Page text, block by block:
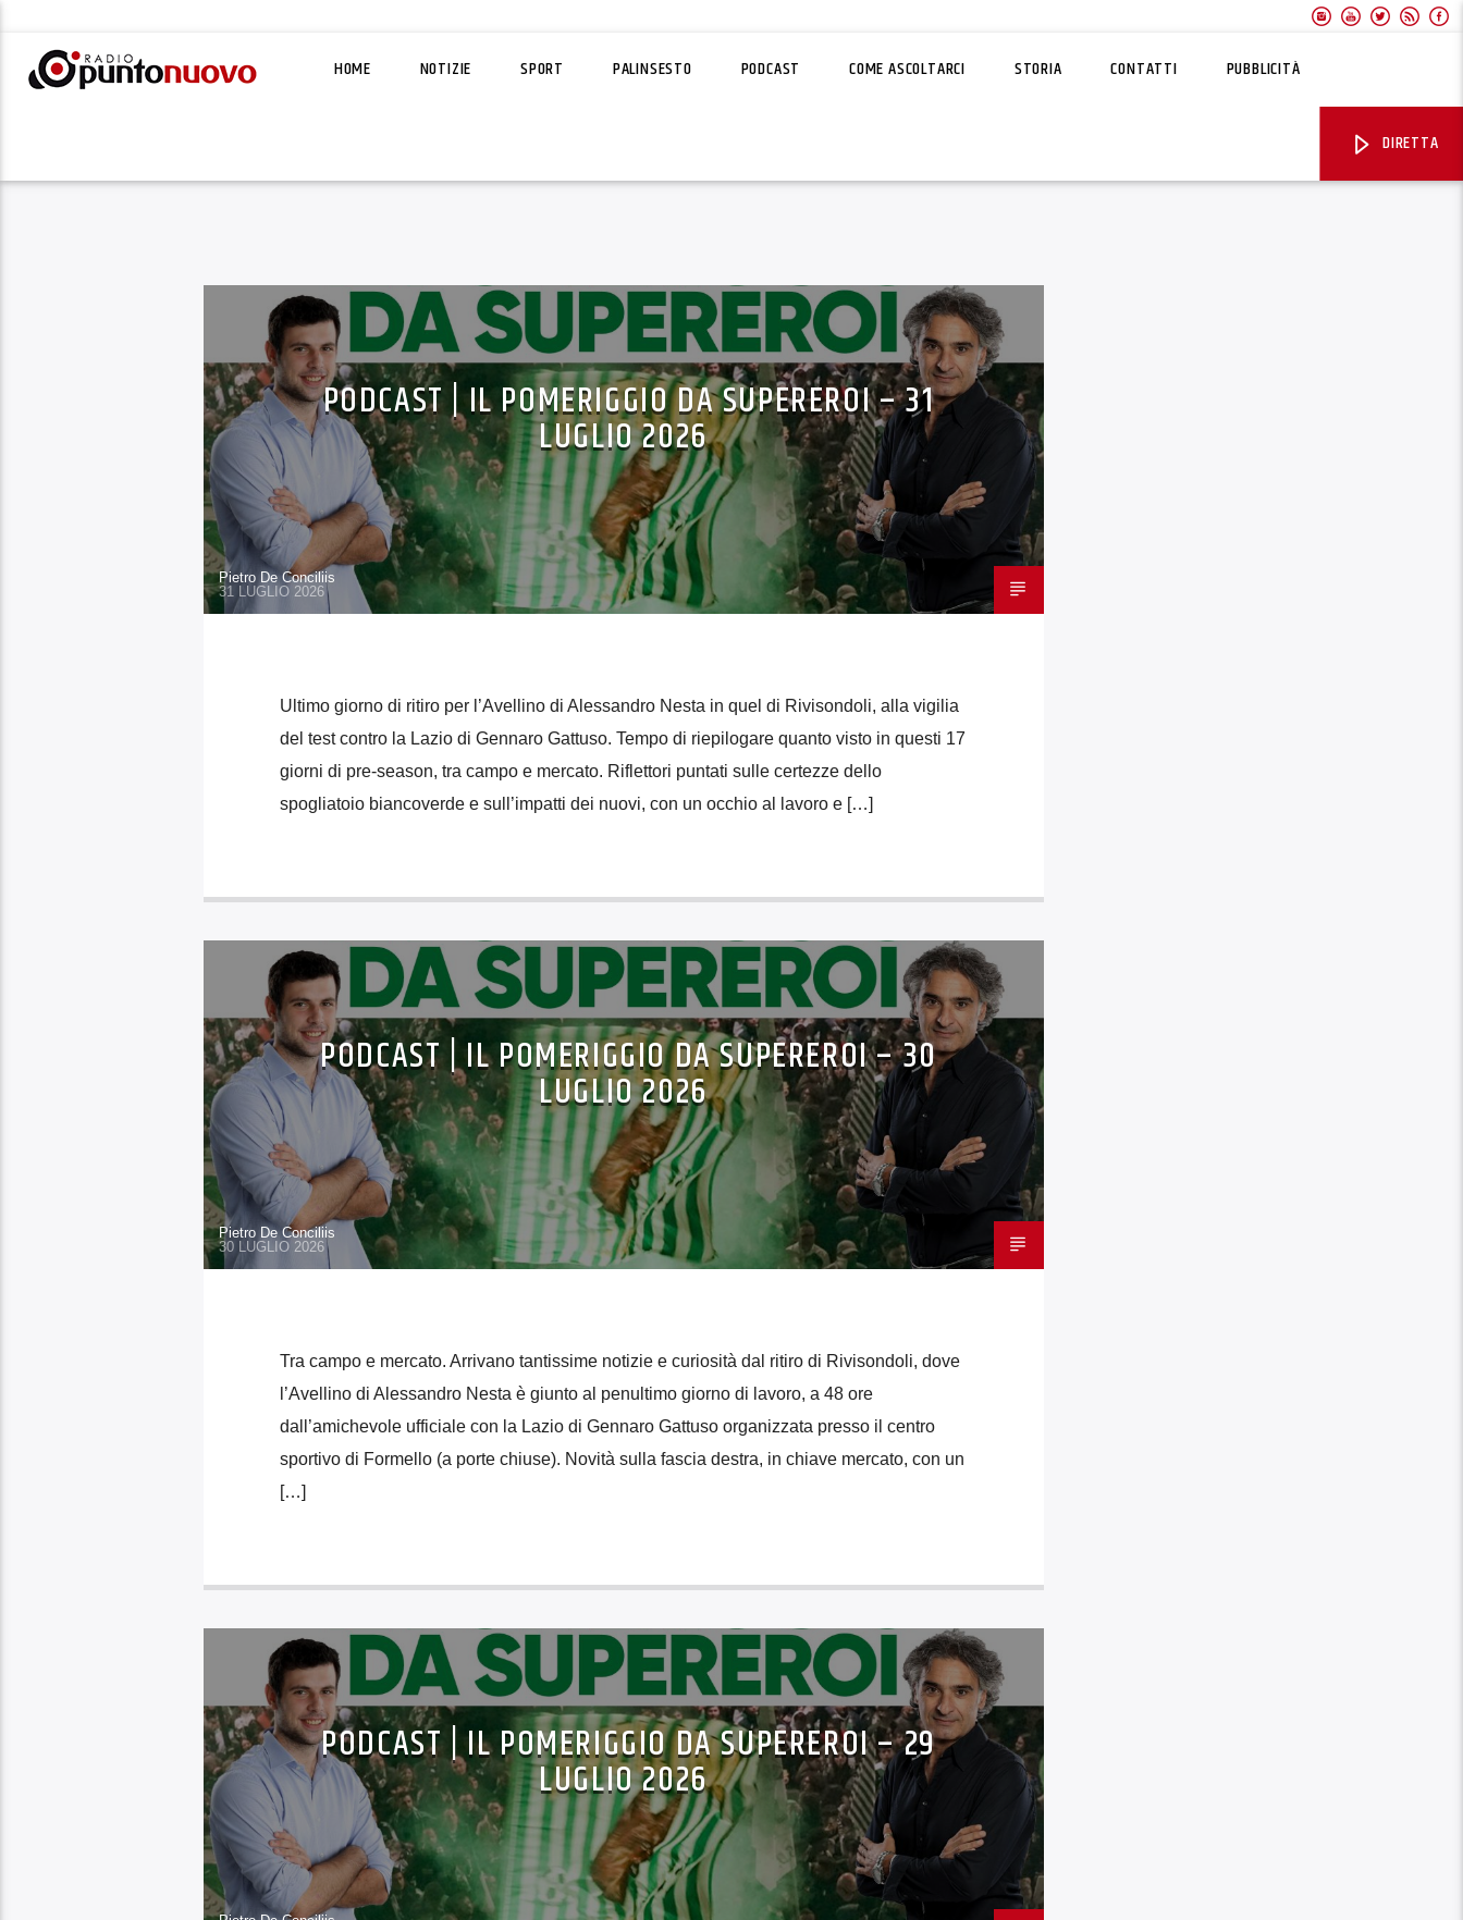
HOME NOTIZIE SPORT PALINSESTO PODCAST COME ASCOLTARCI STORIA CONTATTI PUBBLICITÀ
DIRETTA
PODCAST | IL POMERIGGIO DA SUPEREROI – 31
LUGLIO 2026
Pietro De Conciliis
31 LUGLIO 2026
Ultimo giorno di ritiro per l’Avellino di Alessandro Nesta in quel di Rivisondoli, alla vigilia
del test contro la Lazio di Gennaro Gattuso. Tempo di riepilogare quanto visto in questi 17
giorni di pre-season, tra campo e mercato. Riflettori puntati sulle certezze dello
spogliatoio biancoverde e sull’impatti dei nuovi, con un occhio al lavoro e […]
PODCAST | IL POMERIGGIO DA SUPEREROI – 30
LUGLIO 2026
Pietro De Conciliis
30 LUGLIO 2026
Tra campo e mercato. Arrivano tantissime notizie e curiosità dal ritiro di Rivisondoli, dove
l’Avellino di Alessandro Nesta è giunto al penultimo giorno di lavoro, a 48 ore
dall’amichevole ufficiale con la Lazio di Gennaro Gattuso organizzata presso il centro
sportivo di Formello (a porte chiuse). Novità sulla fascia destra, in chiave mercato, con un
[…]
PODCAST | IL POMERIGGIO DA SUPEREROI – 29
LUGLIO 2026